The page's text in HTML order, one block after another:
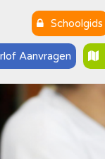
Schoolgids
Aanvragen